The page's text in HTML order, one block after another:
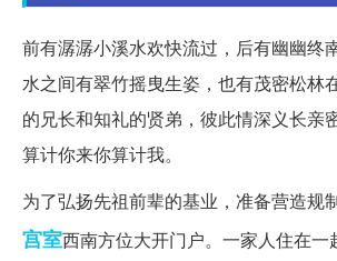
前有潺潺小溪水欢快流过，后有幽幽终
水之间有翠竹摇曳生姿，也有茂密松林
的兄长和知礼的贤弟，彼此情深义长亲
算计你来你算计我。
为了弘扬先祖前辈的基业，准备营造规
宫室西南方位大开门户。一家人住在一